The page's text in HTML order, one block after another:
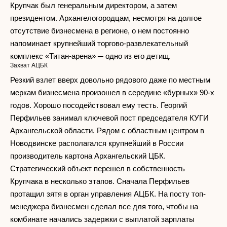
Крупчак был генеральным директором, а затем
президентом. Архангелогородцам, несмотря на долгое
отсутствие бизнесмена в регионе, о нем постоянно
напоминает крупнейший торгово-развлекательный
комплекс «Титан-арена» ─ одно из его детищ.
Захват АЦБК
Резкий взлет вверх довольно рядового даже по местным
меркам бизнесмена произошел в середине «бурных» 90-х
годов. Хорошо посодействовал ему тесть. Георгий
Перфильев занимал ключевой пост председателя КУГИ
Архангельской области. Рядом с областным центром в
Новодвинске располагался крупнейший в России
производитель картона Архангельский ЦБК.
Стратегический объект перешел в собственность
Крупчака в несколько этапов. Сначала Перфильев
протащил зятя в орган управления АЦБК. На посту топ-
менеджера бизнесмен сделал все для того, чтобы на
комбинате начались задержки с выплатой зарплаты